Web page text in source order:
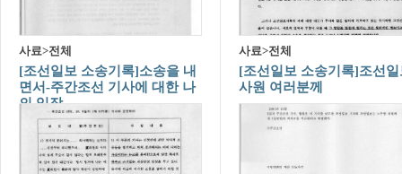
사료>전체
[조선일보 소송기록]소송을 내
면서-주간조선 기사에 대한 나
의 입장
사료>전체
[조선일보 소송기록]조선일
사원 여러분께